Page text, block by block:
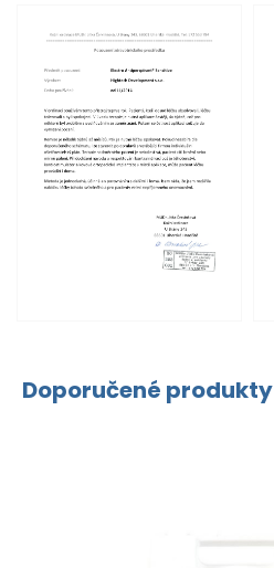
Doporučené produkty